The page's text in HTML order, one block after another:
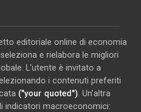
editoriale online di economia
e rielabora le migliori
L'utente è invitato a
i contenuti preferiti
("your quoted"). Un'altra
indicatori macroeconomici: